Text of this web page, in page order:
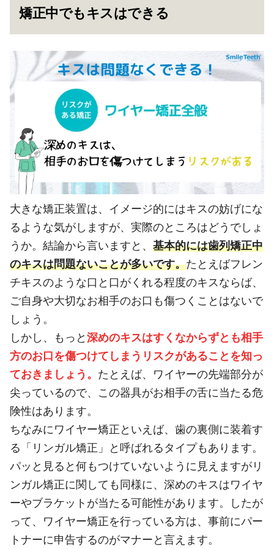
矯正中でもキスはできる
大きな矯正装置は、イメージ的にはキスの妨げにな
るような気がしますが、実際のところはどうでしょ
うか。結論から言いますと、 基本的には歯列矯正中
のキスは問題ないことが多いです。たとえばフレン
チキスのような口と口がくれる程度のキスならば、
ご自身や大切なお相手のお口も傷つくことはないで
しょう。
しかし、もっと深めのキスはすくなからずとも相手
方のお口を傷つけてしまうリスクがあることを知っ
ておきましょう。 たとえば、ワイヤーの先端部分が
尖っているので、この器具がお相手の舌に当たる危
険性はあります。
ちなみにワイヤー矯正といえば、歯の裏側に装着す
る「リンガル矯正」と呼ばれるタイプもあります。
パッと見ると何もつけていないように見えますがリ
ンガル矯正に関しても同様に、深めのキスはワイヤ
ーやブラケットが当たる可能性があります。したが
って、ワイヤー矯正を行っている方は、事前にパー
トナーに申告するのがマナーと言えます。